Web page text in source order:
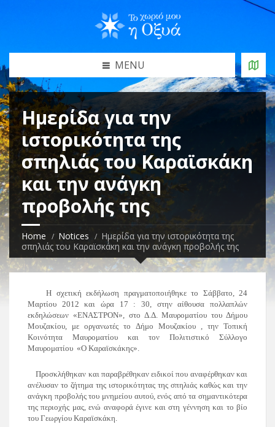
MENU
Ημερίδα για την
ιστορικότητα της
σπηλιάς του Καραϊσκάκη
και την ανάγκη
προβολής της
Home Notices
Ημερίδα για την ιστορικότητα της
σπηλιάς του Καραϊσκάκη και την ανάγκη προβολής της
Η σχετική εκδήλωση πραγματοποιήθηκε τo Σάββατο, 24
Μαρτίου 2012 και ώρα 17 : 30, στην αίθουσα πολλαπλών
εκδηλώσεων «ΕΝΑΣΤΡΟΝ», στο Δ.Δ. Μαυροματίου του Δήμου
Μουζακίου, με οργανωτές το Δήμο Μουζακίου , την Τοπική
Κοινότητα Μαυροματίου και τον Πολιτιστικό Σύλλογο
Μαυροματίου «Ο Καραϊσκάκης».
Προσκλήθηκαν και παραβρέθηκαν ειδικοί που αναφέρθηκαν και
ανέλυσαν το ζήτημα της ιστορικότητας της σπηλιάς καθώς και την
ανάγκη προβολής του μνημείου αυτού, ενός από τα σημαντικότερα
της περιοχής μας, ενώ αναφορά έγινε και στη γέννηση και το βίο
του Γεωργίου Καραϊσκάκη.